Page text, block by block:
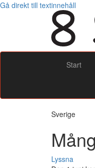
Gå direkt till textinnehåll
Start
Sverige
Lyssna